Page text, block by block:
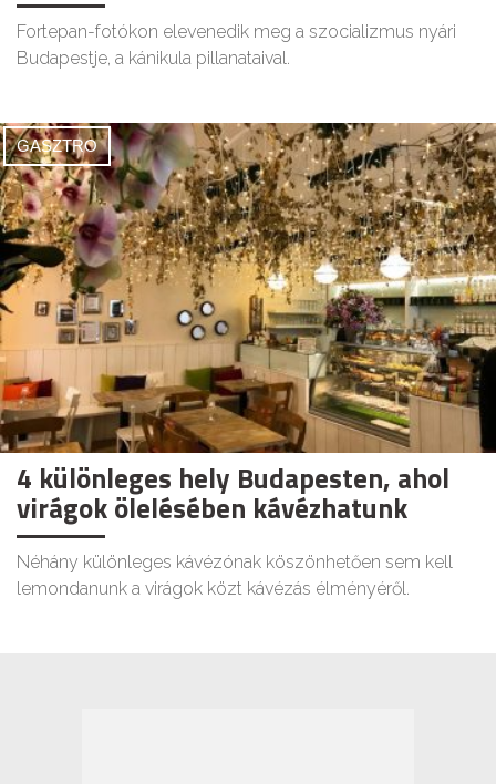
Fortepan-fotókon elevenedik meg a szocializmus nyári
Budapestje, a kánikula pillanataival.
GASZTRO
4 különleges hely Budapesten, ahol
virágok ölelésében kávézhatunk
Néhány különleges kávézónak köszönhetően sem kell
lemondanunk a virágok közt kávézás élményéről.